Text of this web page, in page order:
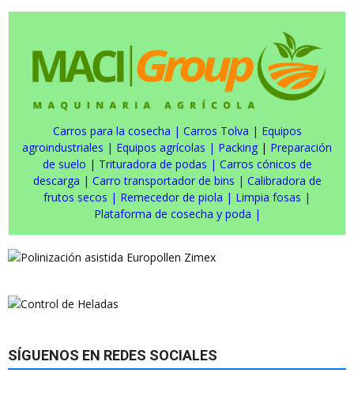
Carros para la cosecha | Carros Tolva | Equipos
agroindustriales | Equipos agrícolas | Packing | Preparación
de suelo | Trituradora de podas | Carros cónicos de
descarga | Carro transportador de bins | Calibradora de
frutos secos | Remecedor de piola | Limpia fosas |
Plataforma de cosecha y poda |
SÍGUENOS EN REDES SOCIALES